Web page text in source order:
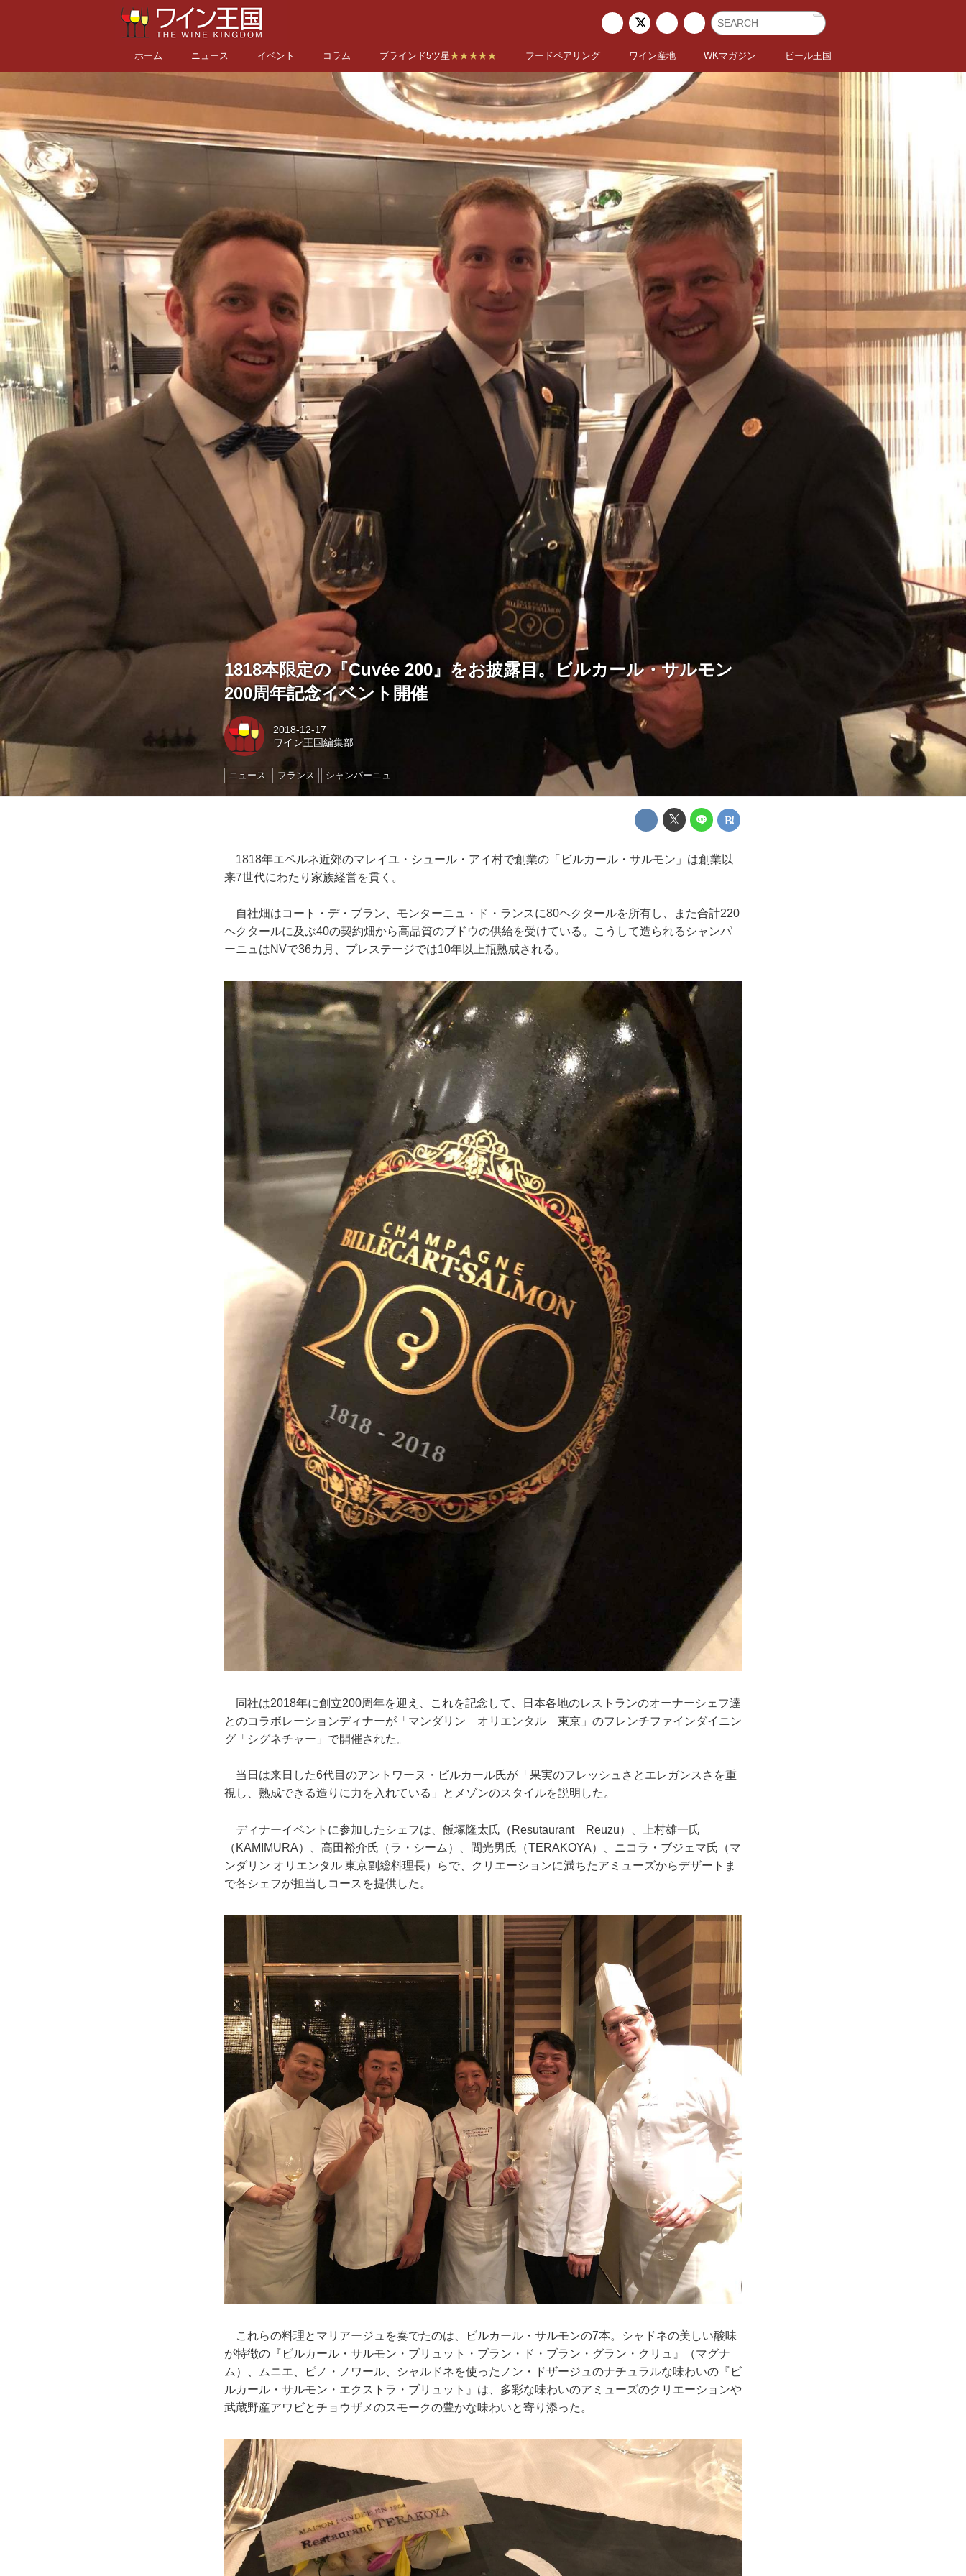
ホーム ニュース イベント コラム ブラインド5ツ星★★★★★ フードペアリング ワイン産地 WKマガジン ビール王国
1818本限定の『Cuvée 200』をお披露目。ビルカール・サルモン
200周年記念イベント開催
2018-12-17
ワイン王国編集部
ニュース フランス シャンパーニュ
1818年エペルネ近郊のマレイユ・シュール・アイ村で創業の「ビルカール・サルモン」は創業以
来7世代にわたり家族経営を貫く。
自社畑はコート・デ・ブラン、モンターニュ・ド・ランスに80ヘクタールを所有し、また合計220
ヘクタールに及ぶ40の契約畑から高品質のブドウの供給を受けている。こうして造られるシャンパ
ーニュはNVで36カ月、プレステージでは10年以上瓶熟成される。
同社は2018年に創立200周年を迎え、これを記念して、日本各地のレストランのオーナーシェフ達
とのコラボレーションディナーが「マンダリン オリエンタル 東京」のフレンチファインダイニン
グ「シグネチャー」で開催された。
当日は来日した6代目のアントワーヌ・ビルカール氏が「果実のフレッシュさとエレガンスさを重
視し、熟成できる造りに力を入れている」とメゾンのスタイルを説明した。
ディナーイベントに参加したシェフは、飯塚隆太氏（Resutaurant Reuzu）、上村雄一氏
（KAMIMURA）、高田裕介氏（ラ・シーム）、間光男氏（TERAKOYA）、ニコラ・ブジェマ氏（マ
ンダリン オリエンタル 東京副総料理長）らで、クリエーションに満ちたアミューズからデザートま
で各シェフが担当しコースを提供した。
これらの料理とマリアージュを奏でたのは、ビルカール・サルモンの7本。シャドネの美しい酸味
が特徴の『ビルカール・サルモン・ブリュット・ブラン・ド・ブラン・グラン・クリュ』（マグナ
ム）、ムニエ、ピノ・ノワール、シャルドネを使ったノン・ドザージュのナチュラルな味わいの『ビ
ルカール・サルモン・エクストラ・ブリュット』は、多彩な味わいのアミューズのクリエーションや
武蔵野産アワビとチョウザメのスモークの豊かな味わいと寄り添った。